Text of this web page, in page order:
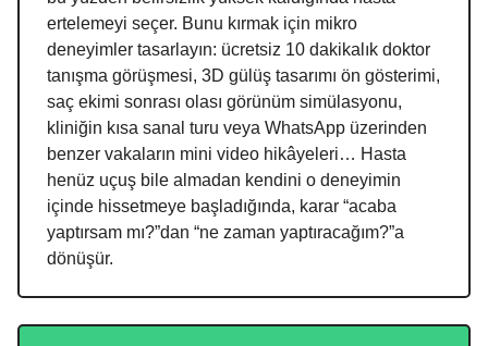
ertelemeyi seçer. Bunu kırmak için mikro
deneyimler tasarlayın: ücretsiz 10 dakikalık doktor
tanışma görüşmesi, 3D gülüş tasarımı ön gösterimi,
saç ekimi sonrası olası görünüm simülasyonu,
kliniğin kısa sanal turu veya WhatsApp üzerinden
benzer vakaların mini video hikâyeleri… Hasta
henüz uçuş bile almadan kendini o deneyimin
içinde hissetmeye başladığında, karar “acaba
yaptırsam mı?”dan “ne zaman yaptıracağım?”a
dönüşür.